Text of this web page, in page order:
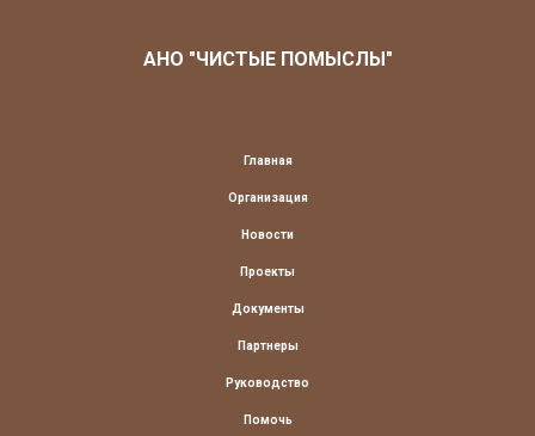
АНО "ЧИСТЫЕ ПОМЫСЛЫ"
Главная
Организация
Новости
Проекты
Документы
Партнеры
Руководство
Помочь